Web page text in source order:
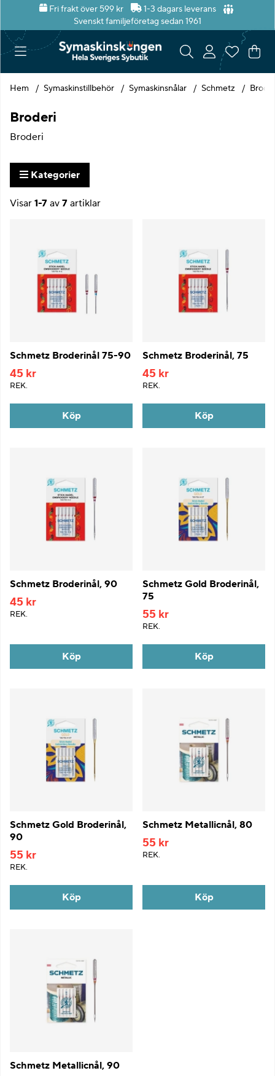
Fri frakt över 599 kr
1-3 dagars leverans
Svenskt familjeföretag sedan 1961
.
Hem Symaskinstillbehör Symaskinsnålar Schmetz
Broderi
Broderi
Kategorier
Visar 1-7 av 7 artiklar
Schmetz Broderinål 75-90
45 kr
REK.
Köp
Schmetz Broderinål, 75
45 kr
REK.
Köp
Schmetz Broderinål, 90
45 kr
REK.
Köp
Schmetz Gold Broderinål,
75
55 kr
REK.
Köp
Schmetz Gold Broderinål,
90
55 kr
REK.
Köp
Schmetz Metallicnål, 80
55 kr
REK.
Köp
Schmetz Metallicnål, 90